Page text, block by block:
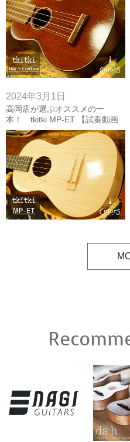
2024年3月1日
高岡店が選ぶオススメの一
本！ tkitki MP-ET 【試奏動画
付き】